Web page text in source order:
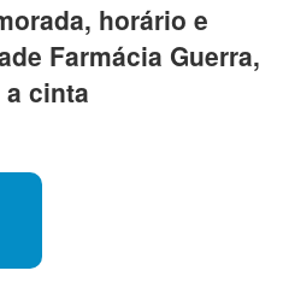
horário e
Farmácia Guerra,
cinta